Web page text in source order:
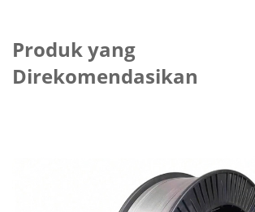
Produk yang
Direkomendasikan